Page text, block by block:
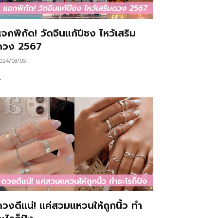
กพิกัด! วัดจีนแก้ปีชง ไหว้เสริม
ง 2567
03/05
งดีแน่! แค่สวมแหวนให้ถูกนิ้ว ทำ